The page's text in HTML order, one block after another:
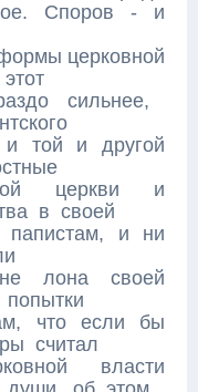
Споров - и
церковной
сильнее,
и той и другой
церкви и
в своей
папистам, и ни
лона своей
что если бы
считал
власти